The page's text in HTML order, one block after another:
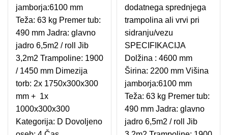
jamborja:6100 mm
Teža: 63 kg Premer tub:
490 mm Jadra: glavno
jadro 6,5m2 / roll Jib
3,2m2 Trampoline: 1900
/ 1450 mm Dimezija
torb: 2x 1750x300x300
mm + 1x
1000x300x300
Kategorija: D Dovoljeno
dodatnega sprednjega
trampolina ali vrvi pri
sidranju/vezu
SPECIFIKACIJA
Dolžina : 4600 mm
Širina: 2200 mm Višina
jamborja:6100 mm
Teža: 63 kg Premer tub:
490 mm Jadra: glavno
jadro 6,5m2 / roll Jib